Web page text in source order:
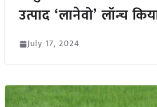
उत्पाद ‘लानेवो’ लॉन्च
July 17, 2024